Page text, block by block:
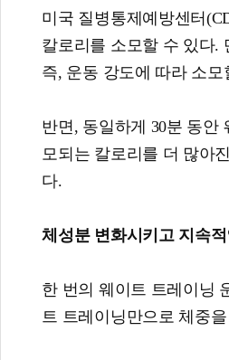
미국 질병통제예방센터
칼로리를 소모할 수 있다.
즉, 운동 강도에 따라 소
반면, 동일하게 30분 동안
모되는 칼로리를 더 많아
다.
체성분 변화시키고 지속
한 번의 웨이트 트레이닝
트 트레이닝만으로 체중